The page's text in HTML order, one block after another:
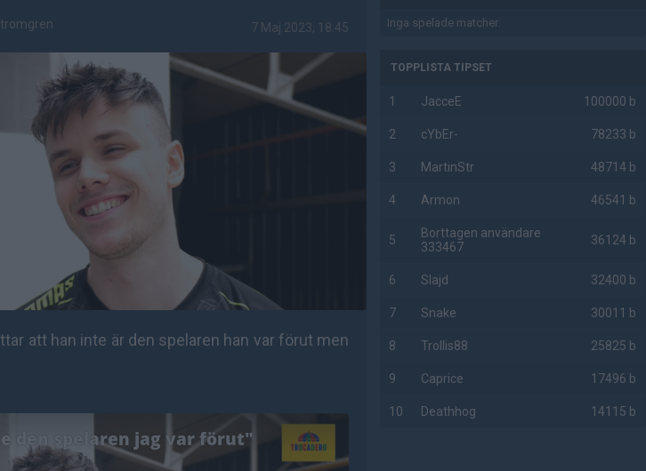
7 Maj 2023, 18:45
att han inte är den spelaren han var förut men
Inga spelade matcher.
TOPPLISTA TIPSET
1 JacceE 100000 b
2 cYbEr- 78233 b
3 MartinStr 48714 b
4 Armon 46541 b
5
Borttagen användare
333467
36124 b
6 Slajd 32400 b
7 Snake 30011 b
8 Trollis88 25825 b
9 Caprice 17496 b
10 Deathhog 14115 b